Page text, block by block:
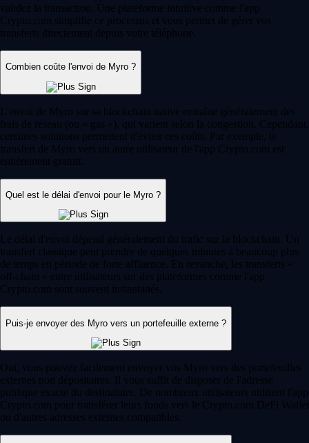
validez la transaction. Une plateforme intuitive comme l'app
Crypto.com simplifie ce processus et vous permet de gérer vos
transferts directement depuis votre téléphone.
Combien coûte l'envoi de Myro ?
L'envoi de Myro sur sa blockchain native entraîne généralement des
frais de réseau (ou « gas »), qui varient selon la congestion. Cependant,
certaines solutions permettent d'éviter ces coûts. Par exemple, le
transfert de Myro vers un autre utilisateur de l'app Crypto.com est
entièrement gratuit.
Quel est le délai d'envoi pour le Myro ?
Le délai d'envoi dépend généralement du trafic sur la blockchain. Un
transfert classique peut prendre de quelques minutes à beaucoup plus
de temps en période de forte affluence. En revanche, les transferts «
off-chain » entre utilisateurs sur des plateformes comme l'app
Crypto.com sont souvent instantanés.
Puis-je envoyer des Myro vers un portefeuille externe ?
Oui, vous pouvez facilement envoyer vos Myro vers des portefeuilles
externes non dépositaires. Il vous suffit de disposer de l'adresse
publique exacte du destinataire. De nombreux utilisateurs utilisent l'app
Crypto.com pour transférer leurs fonds vers le Crypto.com DeFi Wallet
ou d'autres adresses externes compatibles.